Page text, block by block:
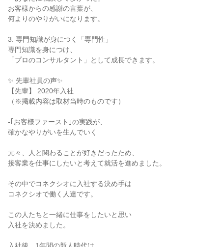
お客様からの感謝の言葉が、
何よりのやりがいになります。
3. 専門知識が身につく「専門性」
専門知識を身につけ、
「プロのコンサルタント」として成長できます。
✨ 先輩社員の声✨
【先輩】 2020年入社
（※掲載内容は取材当時のものです）
-｢お客様ファースト｣の実践が、
確かなやりがいを生んでいく
元々、人と関わることが好きだったため、
接客業を仕事にしたいと考えて就活を進めました。
その中でコネクシオに入社する決め手は
コネクシオで働く人達です。
この人たちと一緒に仕事をしたいと思い
入社を決めました。